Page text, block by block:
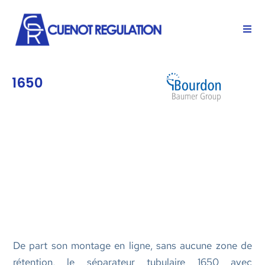
1650
De part son montage en ligne, sans aucune zone de
rétention, le séparateur tubulaire 1650 avec